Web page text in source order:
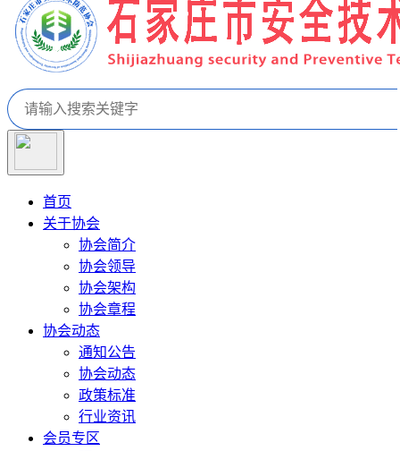
首页
关于协会
协会简介
协会领导
协会架构
协会章程
协会动态
通知公告
协会动态
政策标准
行业资讯
会员专区